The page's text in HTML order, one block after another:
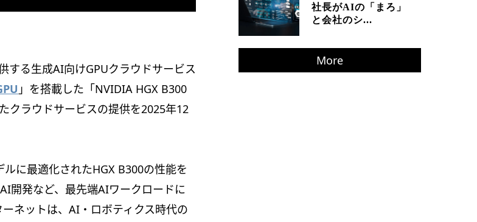
する生成AI向けGPUクラウドサービス
」を搭載した「NVIDIA HGX B300
クラウドサービスの提供を2025年12
に最適化されたHGX B300の性能を
開発など、最先端AIワークロードに
ネットは、AI・ロボティクス時代の
社長がAIの「まろ」
と会社のシ...
More